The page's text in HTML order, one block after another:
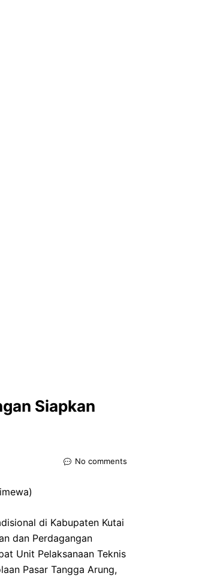
Siapkan
No comments
di Kabupaten Kutai
dan Perdagangan
Unit Pelaksanaan Teknis
Pasar Tangga Arung,